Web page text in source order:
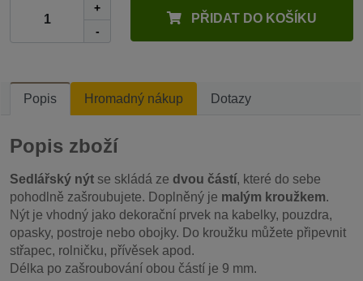
+
-
PŘIDAT DO KOŠÍKU
Popis Hromadný nákup Dotazy
Popis zboží
Sedlářský nýt se skládá ze dvou částí, které do sebe
pohodlně zašroubujete. Doplněný je malým kroužkem.
Nýt je vhodný jako dekorační prvek na kabelky, pouzdra,
opasky, postroje nebo obojky. Do kroužku můžete připevnit
střapec, rolničku, přívěsek apod.
Délka po zašroubování obou částí je 9 mm.